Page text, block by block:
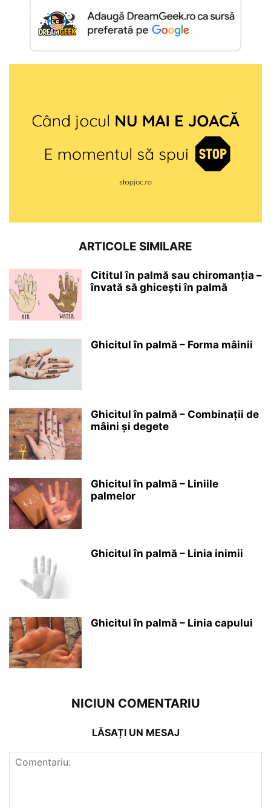
ARTICOLE SIMILARE
Cititul în palmă sau chiromanția –
învată să ghicești în palmă
Ghicitul în palmă – Forma mâinii
Ghicitul în palmă – Combinații de
mâini și degete
Ghicitul în palmă – Liniile
palmelor
Ghicitul în palmă – Linia inimii
Ghicitul în palmă – Linia capului
NICIUN COMENTARIU
LĂSAȚI UN MESAJ